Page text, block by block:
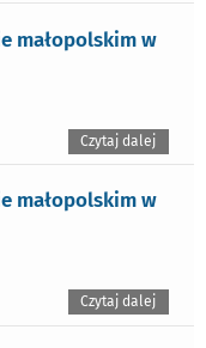
małopolskim w
Czytaj dalej
małopolskim w
Czytaj dalej